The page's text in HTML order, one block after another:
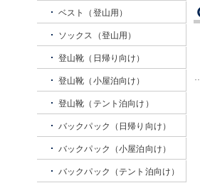
ベスト（登山用）
ソックス（登山用）
登山靴（日帰り向け）
登山靴（小屋泊向け）
登山靴（テント泊向け）
バックパック（日帰り向け）
バックパック（小屋泊向け）
バックパック（テント泊向け）